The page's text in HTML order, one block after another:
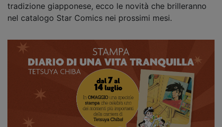
tradizione giapponese, ecco le novità che brilleranno
nel catalogo Star Comics nei prossimi mesi.